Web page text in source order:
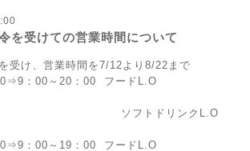
を受けての営業時間について
受け、営業時間を7/12より8/22まで
：00～20：00 フードL.O
ドリンクL.O
：00～19：00 フードL.O